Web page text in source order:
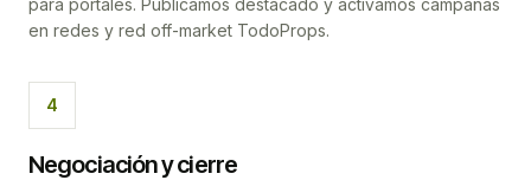
para portales. Publicamos destacado y activamos campañas
en redes y red off-market TodoProps.
4
Negociación y cierre